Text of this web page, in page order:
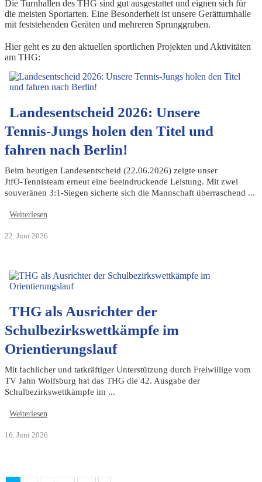
Die Turnhallen des THG sind gut ausgestattet und eignen sich für
die meisten Sportarten. Eine Besonderheit ist unsere Gerätturnhalle
mit feststehenden Geräten und mehreren Sprunggruben.
Hier geht es zu den aktuellen sportlichen Projekten und Aktivitäten
am THG:
Landesentscheid 2026: Unsere
Tennis‑Jungs holen den Titel und
fahren nach Berlin!
Beim heutigen Landesentscheid (22.06.2026) zeigte unser
JtfO‑Tennisteam erneut eine beeindruckende Leistung. Mit zwei
souveränen 3:1‑Siegen sicherte sich die Mannschaft überraschend ...
Weiterlesen
22. Juni 2026
THG als Ausrichter der
Schulbezirkswettkämpfe im
Orientierungslauf
Mit fachlicher und tatkräftiger Unterstützung durch Freiwillige vom
TV Jahn Wolfsburg hat das THG die 42. Ausgabe der
Schulbezirkswettkämpfe im ...
Weiterlesen
16. Juni 2026